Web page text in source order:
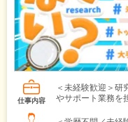
仕事内容
＜未経験歓迎＞研
やサポート業務を